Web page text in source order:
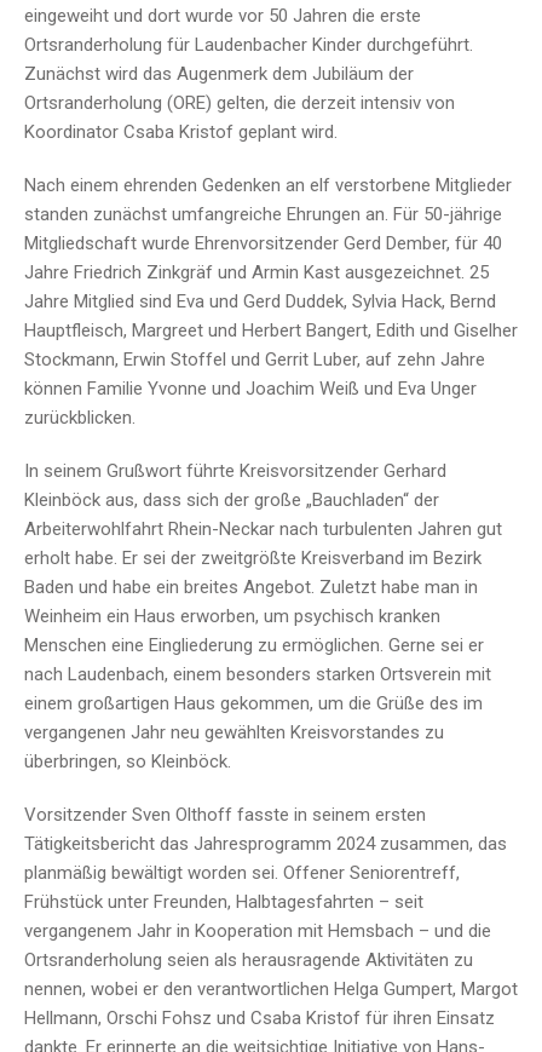
eingeweiht und dort wurde vor 50 Jahren die erste
Ortsranderholung für Laudenbacher Kinder durchgeführt.
Zunächst wird das Augenmerk dem Jubiläum der
Ortsranderholung (ORE) gelten, die derzeit intensiv von
Koordinator Csaba Kristof geplant wird.
Nach einem ehrenden Gedenken an elf verstorbene Mitglieder
standen zunächst umfangreiche Ehrungen an. Für 50-jährige
Mitgliedschaft wurde Ehrenvorsitzender Gerd Dember, für 40
Jahre Friedrich Zinkgräf und Armin Kast ausgezeichnet. 25
Jahre Mitglied sind Eva und Gerd Duddek, Sylvia Hack, Bernd
Hauptfleisch, Margreet und Herbert Bangert, Edith und Giselher
Stockmann, Erwin Stoffel und Gerrit Luber, auf zehn Jahre
können Familie Yvonne und Joachim Weiß und Eva Unger
zurückblicken.
In seinem Grußwort führte Kreisvorsitzender Gerhard
Kleinböck aus, dass sich der große „Bauchladen“ der
Arbeiterwohlfahrt Rhein-Neckar nach turbulenten Jahren gut
erholt habe. Er sei der zweitgrößte Kreisverband im Bezirk
Baden und habe ein breites Angebot. Zuletzt habe man in
Weinheim ein Haus erworben, um psychisch kranken
Menschen eine Eingliederung zu ermöglichen. Gerne sei er
nach Laudenbach, einem besonders starken Ortsverein mit
einem großartigen Haus gekommen, um die Grüße des im
vergangenen Jahr neu gewählten Kreisvorstandes zu
überbringen, so Kleinböck.
Vorsitzender Sven Olthoff fasste in seinem ersten
Tätigkeitsbericht das Jahresprogramm 2024 zusammen, das
planmäßig bewältigt worden sei. Offener Seniorentreff,
Frühstück unter Freunden, Halbtagesfahrten – seit
vergangenem Jahr in Kooperation mit Hemsbach – und die
Ortsranderholung seien als herausragende Aktivitäten zu
nennen, wobei er den verantwortlichen Helga Gumpert, Margot
Hellmann, Orschi Fohsz und Csaba Kristof für ihren Einsatz
dankte. Er erinnerte an die weitsichtige Initiative von Hans-